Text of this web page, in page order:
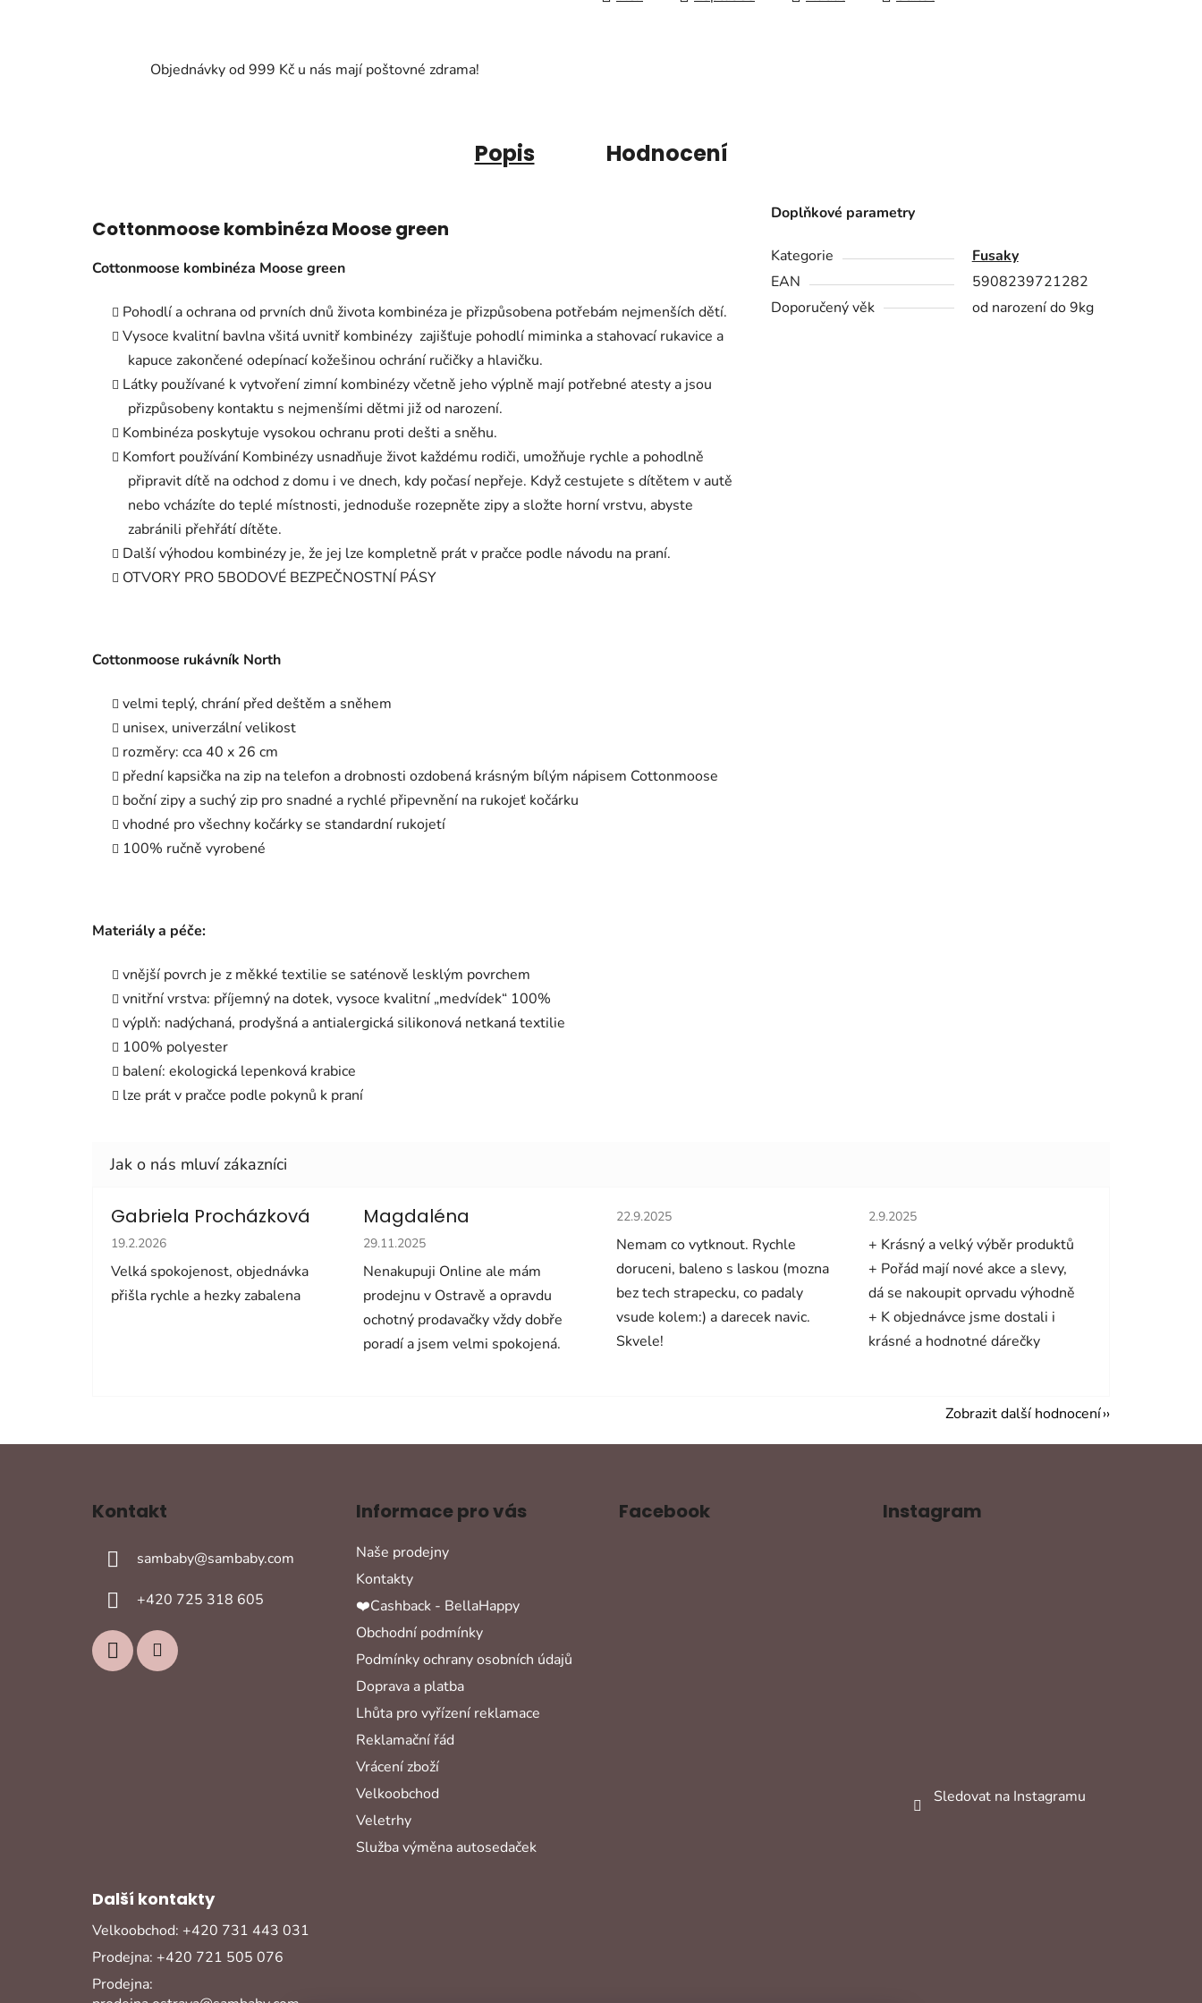
Objednávky od 999 Kč u nás mají poštovné zdrama!
Popis Hodnocení
Cottonmoose kombinéza Moose green
Cottonmoose kombinéza Moose green
Pohodlí a ochrana od prvních dnů života kombinéza je přizpůsobena potřebám nejmenších dětí.
Vysoce kvalitní bavlna všitá uvnitř kombinézy zajišťuje pohodlí miminka a stahovací rukavice a
kapuce zakončené odepínací kožešinou ochrání ručičky a hlavičku.
Látky používané k vytvoření zimní kombinézy včetně jeho výplně mají potřebné atesty a jsou
přizpůsobeny kontaktu s nejmenšími dětmi již od narození.
Kombinéza poskytuje vysokou ochranu proti dešti a sněhu.
Komfort používání Kombinézy usnadňuje život každému rodiči, umožňuje rychle a pohodlně
připravit dítě na odchod z domu i ve dnech, kdy počasí nepřeje. Když cestujete s dítětem v autě
nebo vcházíte do teplé místnosti, jednoduše rozepněte zipy a složte horní vrstvu, abyste
zabránili přehřátí dítěte.
Další výhodou kombinézy je, že jej lze kompletně prát v pračce podle návodu na praní.
OTVORY PRO 5BODOVÉ BEZPEČNOSTNÍ PÁSY
Cottonmoose rukávník North
velmi teplý, chrání před deštěm a sněhem
unisex, univerzální velikost
rozměry: cca 40 x 26 cm
přední kapsička na zip na telefon a drobnosti ozdobená krásným bílým nápisem Cottonmoose
boční zipy a suchý zip pro snadné a rychlé připevnění na rukojeť kočárku
vhodné pro všechny kočárky se standardní rukojetí
100% ručně vyrobené
Materiály a péče:
vnější povrch je z měkké textilie se saténově lesklým povrchem
vnitřní vrstva: příjemný na dotek, vysoce kvalitní „medvídek“ 100%
výplň: nadýchaná, prodyšná a antialergická silikonová netkaná textilie
100% polyester
balení: ekologická lepenková krabice
lze prát v pračce podle pokynů k praní
Doplňkové parametry
Kategorie
Fusaky
EAN
5908239721282
Doporučený věk
od narození do 9kg
Gabriela Procházková
Hodnocení obchodu je 5 z 5 hvězdiček.
19.2.2026
Velká spokojenost, objednávka
přišla rychle a hezky zabalena
Magdaléna
Hodnocení obchodu je 5 z 5 hvězdiček.
29.11.2025
Nenakupuji Online ale mám
prodejnu v Ostravě a opravdu
ochotný prodavačky vždy dobře
poradí a jsem velmi spokojená.
Hodnocení obchodu je 5 z 5 hvězdiček.
22.9.2025
Nemam co vytknout. Rychle
doruceni, baleno s laskou (mozna
bez tech strapecku, co padaly
vsude kolem:) a darecek navic.
Skvele!
Hodnocení obchodu je 5 z 5 hvězdiček.
2.9.2025
+ Krásný a velký výběr produktů
+ Pořád mají nové akce a slevy,
dá se nakoupit oprvadu výhodně
+ K objednávce jsme dostali i
krásné a hodnotné dárečky
Zobrazit další hodnocení
Kontakt
sambaby@sambaby.com
+420 725 318 605
Informace pro vás
Naše prodejny
Kontakty
❤️Cashback - BellaHappy
Obchodní podmínky
Podmínky ochrany osobních údajů
Doprava a platba
Lhůta pro vyřízení reklamace
Reklamační řád
Vrácení zboží
Velkoobchod
Veletrhy
Služba výměna autosedaček
Facebook Instagram
Sledovat na Instagramu
Další kontakty
Velkoobchod: +420 731 443 031
Prodejna: +420 721 505 076
Prodejna: